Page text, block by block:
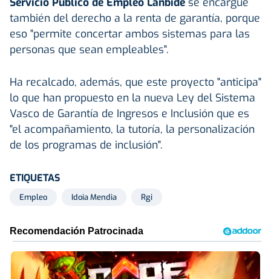
también del derecho a la renta de garantía, porque
eso "permite concertar ambos sistemas para las
personas que sean empleables".
Ha recalcado, además, que este proyecto "anticipa"
lo que han propuesto en la nueva Ley del Sistema
Vasco de Garantía de Ingresos e Inclusión que es
"el acompañamiento, la tutoría, la personalización
de los programas de inclusión".
ETIQUETAS
Empleo Idoia Mendia Rgi